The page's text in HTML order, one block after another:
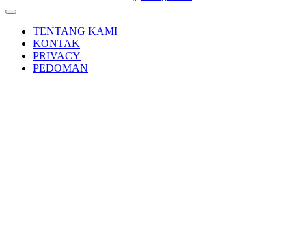
TENTANG KAMI
KONTAK
PRIVACY
PEDOMAN